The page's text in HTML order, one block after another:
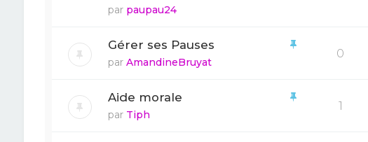
par paupau24
Gérer ses Pauses
par AmandineBruyat
0
Aide morale
par Tiph
1